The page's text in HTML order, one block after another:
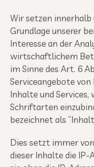
Wir setzen innerhalb
Grundlage unserer
Interesse an der
wirtschaftlichem
im Sinne des Art. 6
Serviceangebote
Inhalte und Services,
Schriftarten
bezeichnet als
Dies setzt immer
dieser Inhalte die IP-